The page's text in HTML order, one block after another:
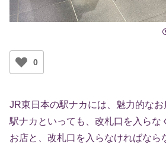
0
JR東日本の駅ナカには、魅力的なお
駅ナカといっても、改札口を入らな
お店と、改札口を入らなければなら